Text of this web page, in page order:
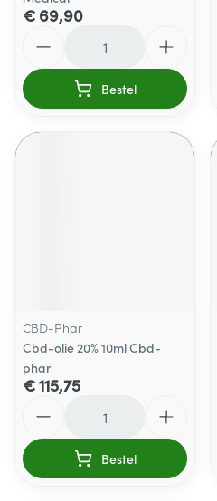
€ 69,90
Bestel
CBD-Phar
Cbd-olie 20% 10ml Cbd-
phar
€ 115,75
Bestel